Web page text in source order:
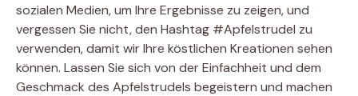
sozialen Medien, um Ihre Ergebnisse zu zeigen, und
vergessen Sie nicht, den Hashtag #Apfelstrudel zu
verwenden, damit wir Ihre köstlichen Kreationen sehen
können. Lassen Sie sich von der Einfachheit und dem
Geschmack des Apfelstrudels begeistern und machen